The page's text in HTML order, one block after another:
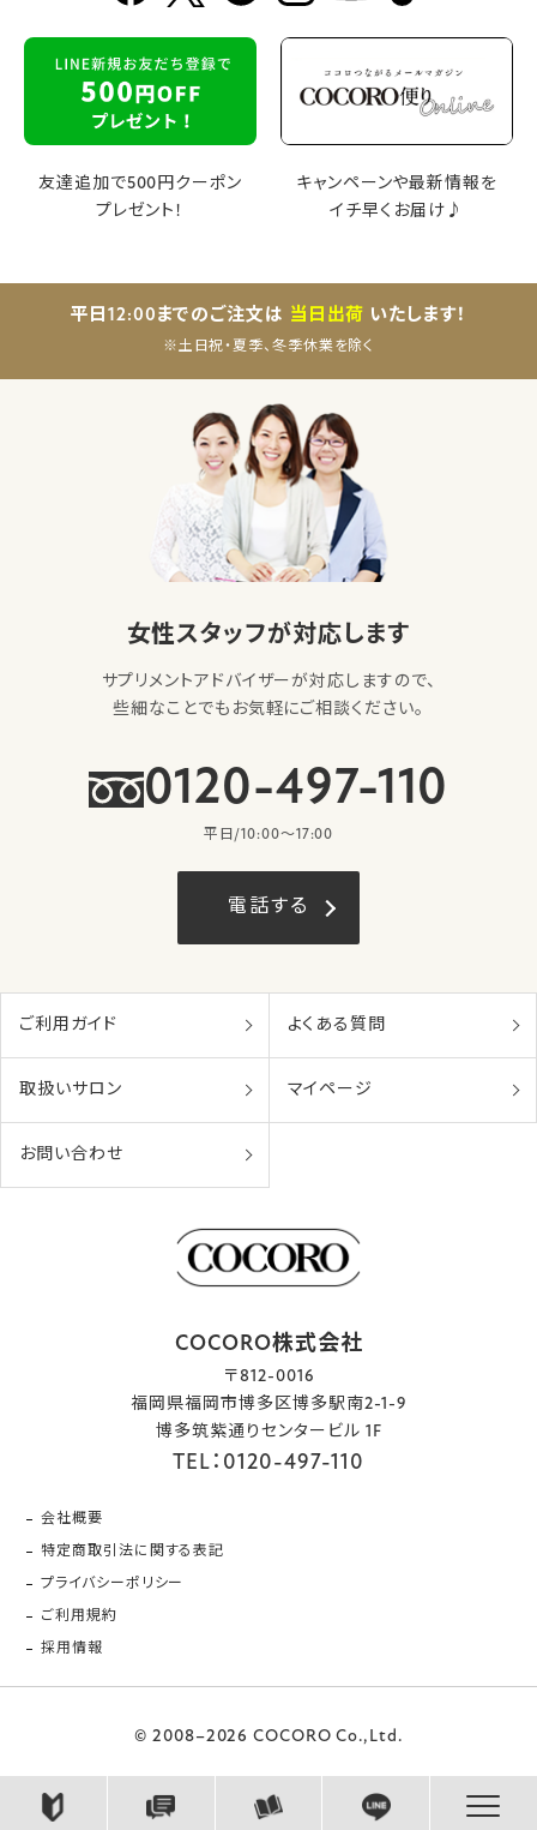
友達追加で500円クーポン
プレゼント！
キャンペーンや最新情報を
イチ早くお届け♪
平日12:00までのご注文は 当日出荷 いたします！
※土日祝・夏季、冬季休業を除く
女性スタッフが対応します
サプリメントアドバイザーが対応しますので、
些細なことでもお気軽にご相談ください。
0120-497-110
平日/10:00〜17:00
電話する
ご利用ガイド よくある質問
取扱いサロン マイページ
お問い合わせ
COCORO株式会社
〒812-0016
福岡県福岡市博多区博多駅南2-1-9
博多筑紫通りセンタービル 1F
TEL：0120-497-110
会社概要
特定商取引法に関する表記
プライバシーポリシー
ご利用規約
採用情報
© 2008–2026 COCORO Co.,Ltd.